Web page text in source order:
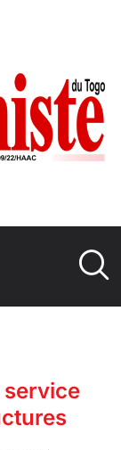
service